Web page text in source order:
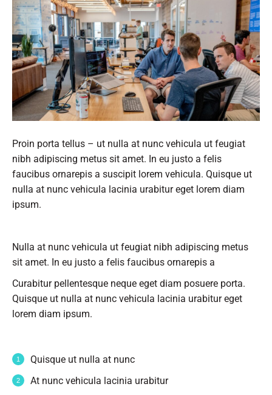
Proin porta tellus – ut nulla at nunc vehicula ut feugiat
nibh adipiscing metus sit amet. In eu justo a felis
faucibus ornarepis a suscipit lorem vehicula. Quisque ut
nulla at nunc vehicula lacinia urabitur eget lorem diam
ipsum.
Nulla at nunc vehicula ut feugiat nibh adipiscing metus
sit amet. In eu justo a felis faucibus ornarepis a
Curabitur pellentesque neque eget diam posuere porta.
Quisque ut nulla at nunc vehicula lacinia urabitur eget
lorem diam ipsum.
Quisque ut nulla at nunc
At nunc vehicula lacinia urabitur